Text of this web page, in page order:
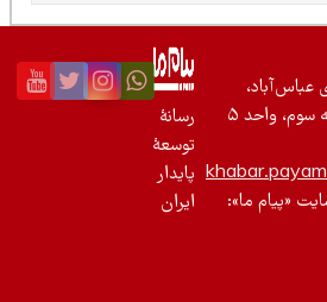
ما»:
رسانۀ
توسعۀ
پایدار
ایران